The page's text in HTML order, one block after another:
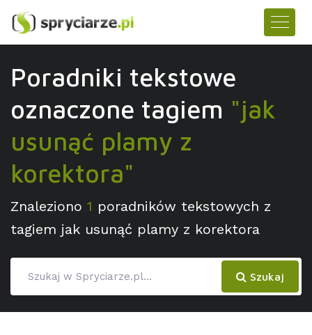
Poradniki tekstowe
oznaczone tagiem "jak
usunąć plamy z
korektora"
Znaleziono 1 poradników tekstowych z
tagiem jak usunąć plamy z korektora
Szukaj